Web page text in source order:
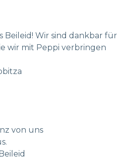
Beileid! Wir sind dankbar für
wir mit Peppi verbringen
von uns